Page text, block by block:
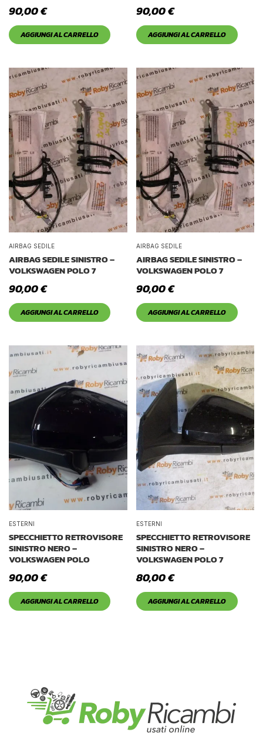
90,00€
AGGIUNGI AL CARRELLO
90,00€
AGGIUNGI AL CARRELLO
AIRBAG SEDILE
AIRBAG SEDILE SINISTRO –
VOLKSWAGEN POLO 7
90,00€
AGGIUNGI AL CARRELLO
AIRBAG SEDILE
AIRBAG SEDILE SINISTRO –
VOLKSWAGEN POLO 7
90,00€
AGGIUNGI AL CARRELLO
ESTERNI
SPECCHIETTO RETROVISORE
SINISTRO NERO –
VOLKSWAGEN POLO
90,00€
AGGIUNGI AL CARRELLO
ESTERNI
SPECCHIETTO RETROVISORE
SINISTRO NERO –
VOLKSWAGEN POLO 7
80,00€
AGGIUNGI AL CARRELLO